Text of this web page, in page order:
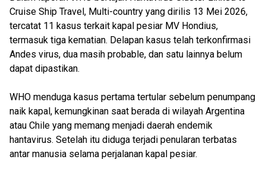
Cruise Ship Travel, Multi-country yang dirilis 13 Mei 2026,
tercatat 11 kasus terkait kapal pesiar MV Hondius,
termasuk tiga kematian. Delapan kasus telah terkonfirmasi
Andes virus, dua masih probable, dan satu lainnya belum
dapat dipastikan.
WHO menduga kasus pertama tertular sebelum penumpang
naik kapal, kemungkinan saat berada di wilayah Argentina
atau Chile yang memang menjadi daerah endemik
hantavirus. Setelah itu diduga terjadi penularan terbatas
antar manusia selama perjalanan kapal pesiar.